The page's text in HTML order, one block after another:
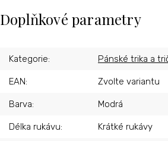
Doplňkové parametry
Kategorie: Pánské trika a
EAN: Zvolte variantu
Barva: Modrá
Délka rukávu: Krátké rukávy